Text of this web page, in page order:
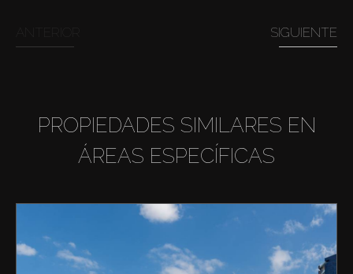
SIGUIENTE
PROPIEDADES SIMILARES EN
ÁREAS ESPECÍFICAS